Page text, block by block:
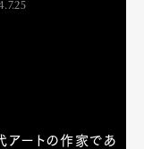
アートの作家であ